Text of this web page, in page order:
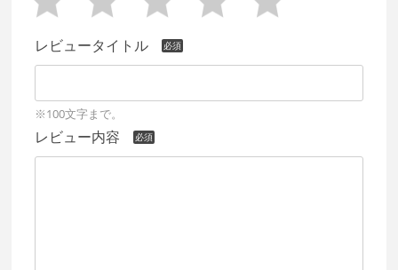
レビュータイトル
※100文字まで。
レビュー内容